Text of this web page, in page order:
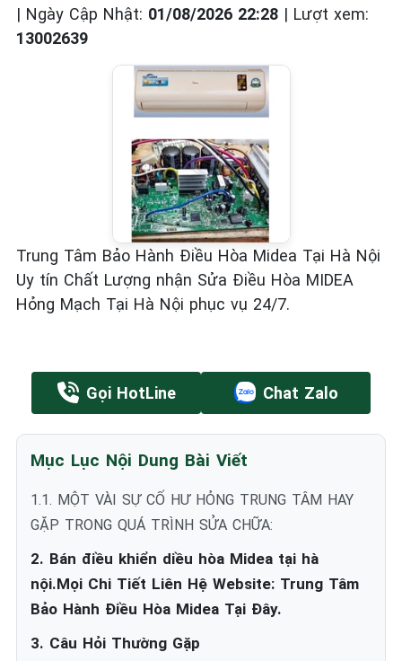
| Ngày Cập Nhật: 01/08/2026 22:28 | Lượt xem:
13002639
Trung Tâm Bảo Hành Điều Hòa Midea Tại Hà Nội
Uy tín Chất Lượng nhận Sửa Điều Hòa MIDEA
Hỏng Mạch Tại Hà Nội phục vụ 24/7.
Gọi HotLine Chat Zalo
Mục Lục Nội Dung Bài Viết
1.1. MỘT VÀI SỰ CỐ HƯ HỎNG TRUNG TÂM HAY
GẶP TRONG QUÁ TRÌNH SỬA CHỮA:
2. Bán điều khiển diều hòa Midea tại hà
nội.Mọi Chi Tiết Liên Hệ Website: Trung Tâm
Bảo Hành Điều Hòa Midea Tại Đây.
3. Câu Hỏi Thường Gặp